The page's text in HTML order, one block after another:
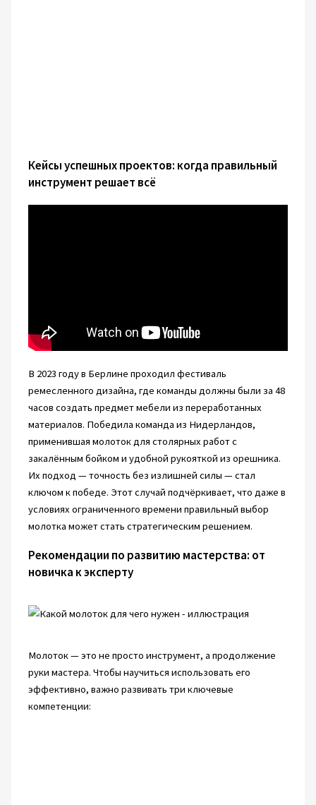
Кейсы успешных проектов: когда правильный
инструмент решает всё
В 2023 году в Берлине проходил фестиваль
ремесленного дизайна, где команды должны были за 48
часов создать предмет мебели из переработанных
материалов. Победила команда из Нидерландов,
применившая молоток для столярных работ с
закалённым бойком и удобной рукояткой из орешника.
Их подход — точность без излишней силы — стал
ключом к победе. Этот случай подчёркивает, что даже в
условиях ограниченного времени правильный выбор
молотка может стать стратегическим решением.
Рекомендации по развитию мастерства: от
новичка к эксперту
Молоток — это не просто инструмент, а продолжение
руки мастера. Чтобы научиться использовать его
эффективно, важно развивать три ключевые
компетенции: